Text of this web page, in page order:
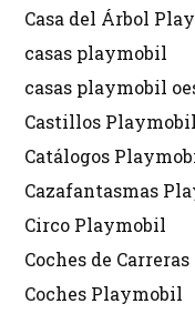
Casa del Árbol
casas playmobil
casas playmobil
Castillos Playmobil
Catálogos
Cazafantasmas
Circo Playmobil
Coches de
Coches Playmobil